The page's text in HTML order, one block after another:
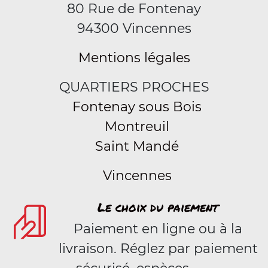
80 Rue de Fontenay
94300 Vincennes
Mentions légales
QUARTIERS PROCHES
Fontenay sous Bois
Montreuil
Saint Mandé
Vincennes
Le choix du paiement
Paiement en ligne ou à la
livraison. Réglez par paiement